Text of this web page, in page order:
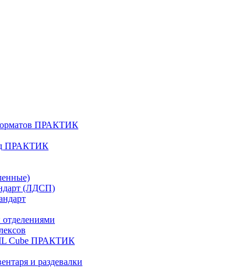
ПРАКТИК
ПРАКТИК
(ЛДСП)
Cube ПРАКТИК
и раздевалки